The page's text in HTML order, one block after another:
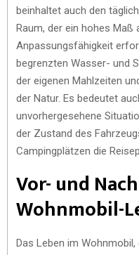
beinhaltet auch den
Raum, der ein hohes Maß
Anpassungsfähigkeit
begrenzten Wasser- und
der eigenen Mahlzeiten
der Natur. Es bedeutet
unvorhergesehene
der Zustand des
Campingplätzen die
Vor- und
Wohnmobil-
Das Leben im